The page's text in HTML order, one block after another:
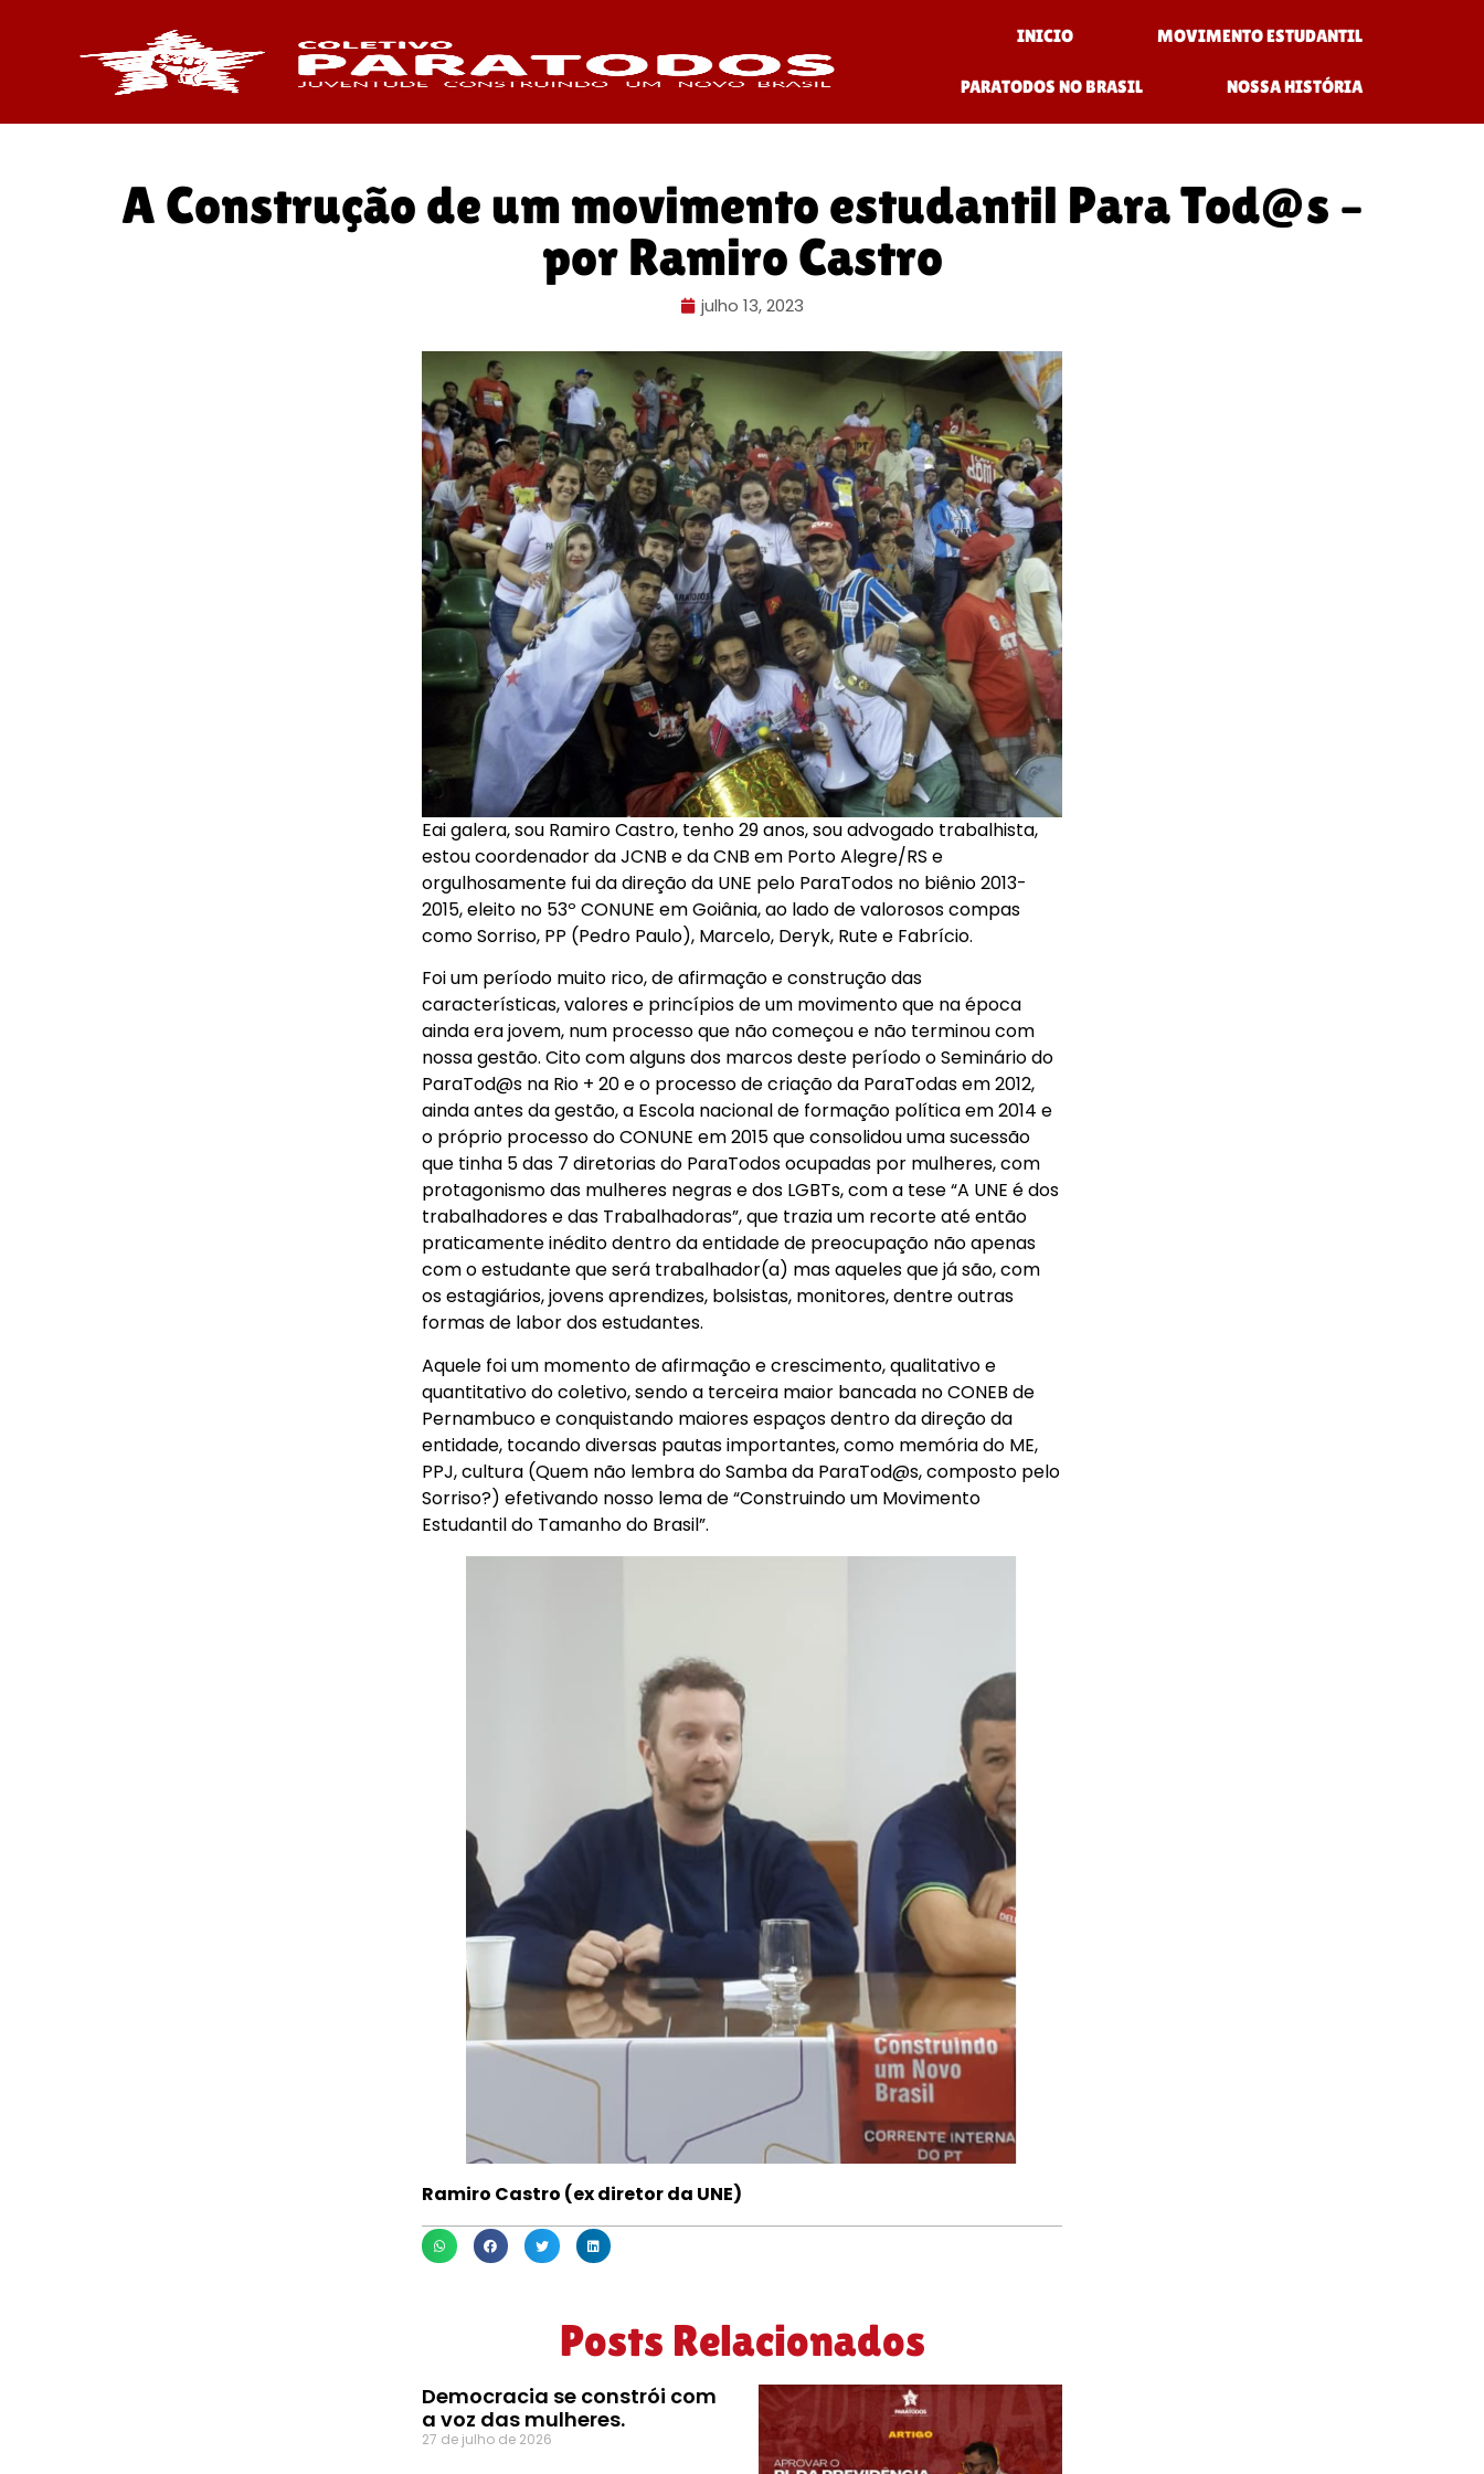
INICIO MOVIMENTO ESTUDANTIL
PARATODOS NO BRASIL NOSSA HISTÓRIA
A Construção de um movimento estudantil Para Tod@s –
por Ramiro Castro
julho 13, 2023
Eai galera, sou Ramiro Castro, tenho 29 anos, sou advogado trabalhista,
estou coordenador da JCNB e da CNB em Porto Alegre/RS e
orgulhosamente fui da direção da UNE pelo ParaTodos no biênio 2013-
2015, eleito no 53º CONUNE em Goiânia, ao lado de valorosos compas
como Sorriso, PP (Pedro Paulo), Marcelo, Deryk, Rute e Fabrício.
Foi um período muito rico, de afirmação e construção das
características, valores e princípios de um movimento que na época
ainda era jovem, num processo que não começou e não terminou com
nossa gestão. Cito com alguns dos marcos deste período o Seminário do
ParaTod@s na Rio + 20 e o processo de criação da ParaTodas em 2012,
ainda antes da gestão, a Escola nacional de formação política em 2014 e
o próprio processo do CONUNE em 2015 que consolidou uma sucessão
que tinha 5 das 7 diretorias do ParaTodos ocupadas por mulheres, com
protagonismo das mulheres negras e dos LGBTs, com a tese “A UNE é dos
trabalhadores e das Trabalhadoras”, que trazia um recorte até então
praticamente inédito dentro da entidade de preocupação não apenas
com o estudante que será trabalhador(a) mas aqueles que já são, com
os estagiários, jovens aprendizes, bolsistas, monitores, dentre outras
formas de labor dos estudantes.
Aquele foi um momento de afirmação e crescimento, qualitativo e
quantitativo do coletivo, sendo a terceira maior bancada no CONEB de
Pernambuco e conquistando maiores espaços dentro da direção da
entidade, tocando diversas pautas importantes, como memória do ME,
PPJ, cultura (Quem não lembra do Samba da ParaTod@s, composto pelo
Sorriso?) efetivando nosso lema de “Construindo um Movimento
Estudantil do Tamanho do Brasil”.
Ramiro Castro (ex diretor da UNE)
Posts Relacionados
Democracia se constrói com
a voz das mulheres.
27 de julho de 2026